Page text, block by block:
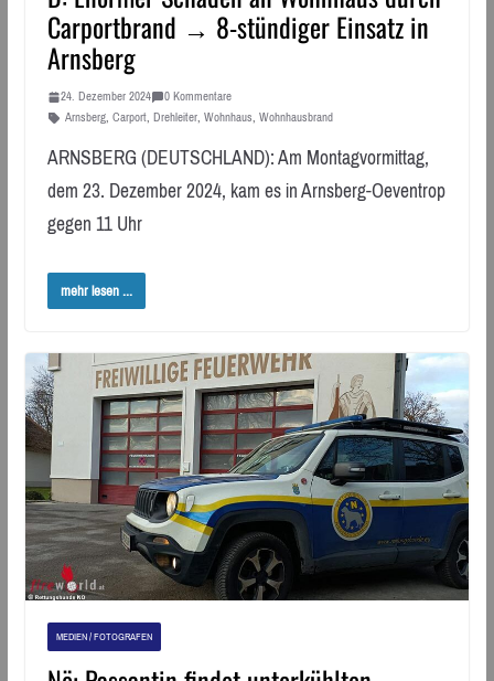
Carportbrand → 8-stündiger Einsatz in
Arnsberg
24. Dezember 2024
0 Kommentare
Arnsberg, Carport, Drehleiter, Wohnhaus, Wohnhausbrand
ARNSBERG (DEUTSCHLAND): Am Montagvormittag,
dem 23. Dezember 2024, kam es in Arnsberg-Oeventrop
gegen 11 Uhr
mehr lesen ...
MEDIEN / FOTOGRAFEN